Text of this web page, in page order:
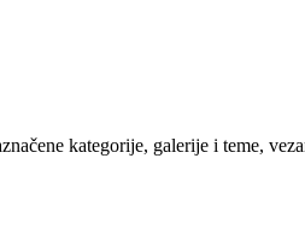
kategorije, galerije i teme,